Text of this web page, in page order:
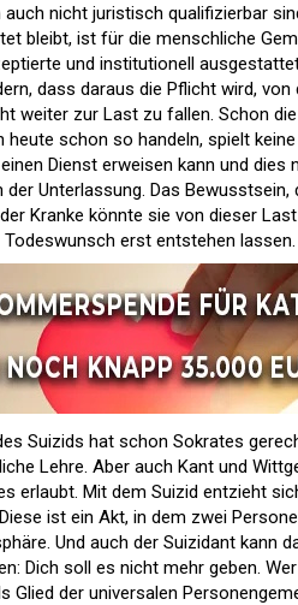
nicht juristisch qualifizierbar
bleibt, ist für die menschliche
und institutionell
dass daraus die Pflicht wird,
weiter zur Last zu fallen. Schon
heute schon so handeln, spielt
Dienst erweisen kann und
Unterlassung. Das Bewusstsein,
Kranke könnte sie von dieser
erst entstehen lassen.
Suizids hat schon Sokrates
Lehre. Aber auch Kant und
erlaubt. Mit dem Suizid entzieht
ist ein Akt, in dem zwei
Und auch der Suizidant kann
Dich soll es nicht mehr geben.
Glied der universalen